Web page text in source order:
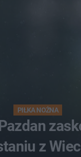
PIŁKA NOŻNA
z